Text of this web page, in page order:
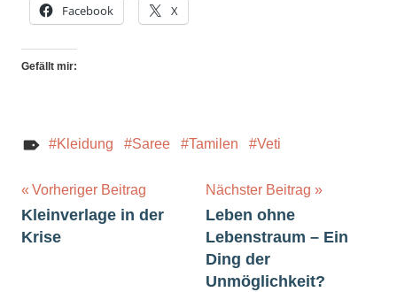
Facebook X
Gefällt mir:
Kleidung Saree Tamilen Veti
Beitragsnavigation
Vorheriger Beitrag
Kleinverlage in der
Krise
Nächster Beitrag
Leben ohne
Lebenstraum – Ein
Ding der
Unmöglichkeit?